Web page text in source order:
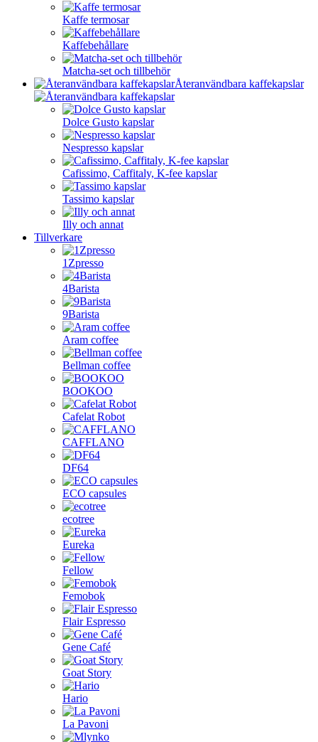
Kaffe termosar
Kaffebehållare
Matcha-set och tillbehör
Återanvändbara kaffekapslar
Dolce Gusto kapslar
Nespresso kapslar
Cafissimo, Caffitaly, K-fee kapslar
Tassimo kapslar
Illy och annat
Tillverkare
1Zpresso
4Barista
9Barista
Aram coffee
Bellman coffee
BOOKOO
Cafelat Robot
CAFFLANO
DF64
ECO capsules
ecotree
Eureka
Fellow
Femobok
Flair Espresso
Gene Café
Goat Story
Hario
La Pavoni